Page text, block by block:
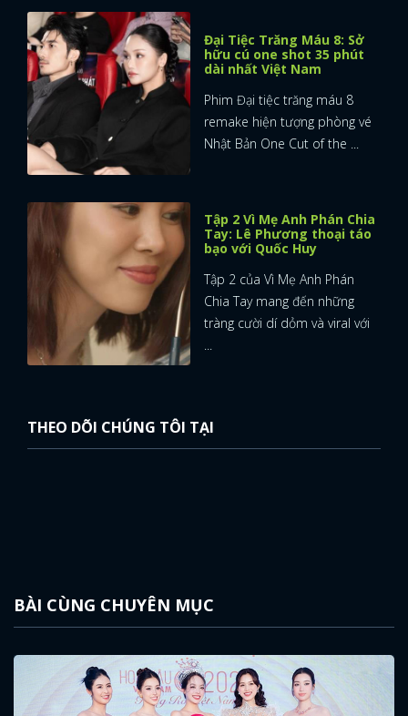
Đại Tiệc Trăng Máu 8: Sở
hữu cú one shot 35 phút
dài nhất Việt Nam
Phim Đại tiệc trăng máu 8
remake hiện tượng phòng vé
Nhật Bản One Cut of the ...
Tập 2 Vì Mẹ Anh Phán Chia
Tay: Lê Phương thoại táo
bạo với Quốc Huy
Tập 2 của Vì Mẹ Anh Phán
Chia Tay mang đến những
tràng cười dí dỏm và viral với
...
THEO DÕI CHÚNG TÔI TẠI
BÀI CÙNG CHUYÊN MỤC